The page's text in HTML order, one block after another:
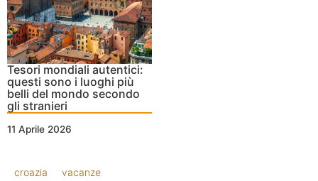
Tesori mondiali autentici:
questi sono i luoghi più
belli del mondo secondo
gli stranieri
11 Aprile 2026
croazia vacanze